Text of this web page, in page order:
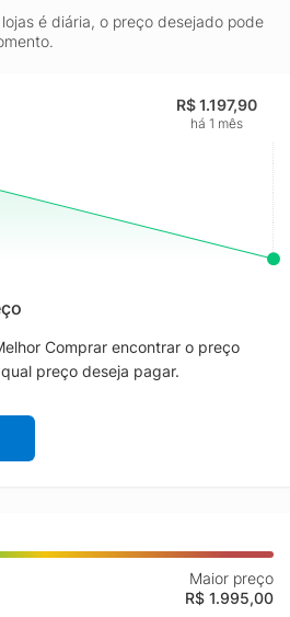
é diária, o preço desejado pode
R$ 1.197,90
há 1 mês
Comprar encontrar o preço
preço deseja pagar.
Maior preço
R$ 1.995,00